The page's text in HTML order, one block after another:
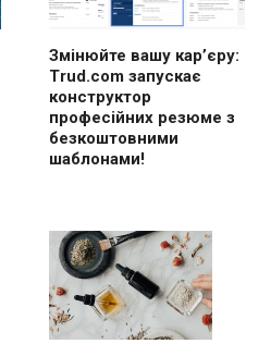
Змінюйте вашу кар’єру:
Trud.com запускає
конструктор
професійних резюме з
безкоштовними
шаблонами!